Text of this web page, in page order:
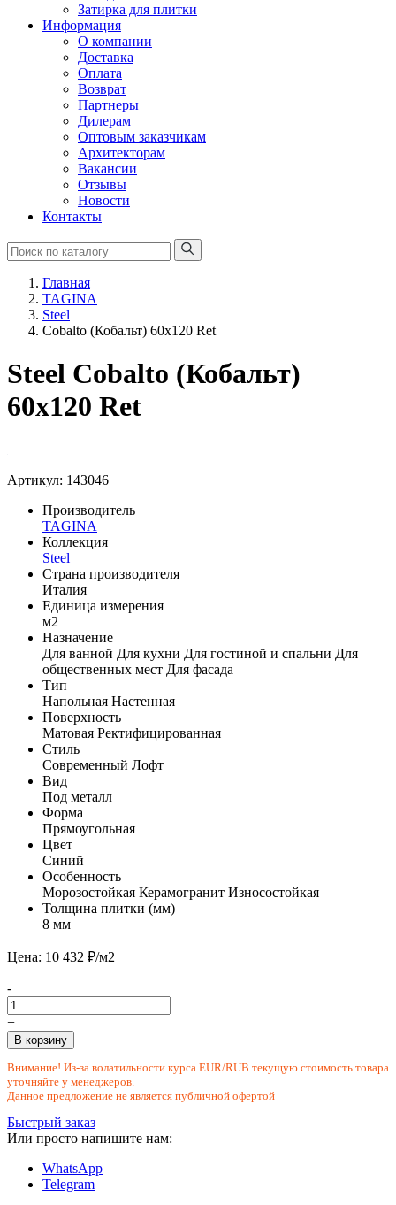
Затирка для плитки
Информация
О компании
Доставка
Оплата
Возврат
Партнеры
Дилерам
Оптовым заказчикам
Архитекторам
Вакансии
Отзывы
Новости
Контакты
Главная
TAGINA
Steel
Cobalto (Кобальт) 60x120 Ret
Steel Cobalto (Кобальт)
60x120 Ret
Артикул: 143046
Производитель
TAGINA
Коллекция
Steel
Страна производителя
Италия
Единица измерения
м2
Назначение
Для ванной Для кухни Для гостиной и спальни Для
общественных мест Для фасада
Тип
Напольная Настенная
Поверхность
Матовая Ректифицированная
Стиль
Современный Лофт
Вид
Под металл
Форма
Прямоугольная
Цвет
Синий
Особенность
Морозостойкая Керамогранит Износостойкая
Толщина плитки (мм)
8 мм
Цена: 10 432 ₽/м2
-
+
В корзину
Внимание! Из-за волатильности курса EUR/RUB текущую стоимость товара
уточняйте у менеджеров.
Данное предложение не является публичной офертой
Быстрый заказ
Или просто напишите нам:
WhatsApp
Telegram